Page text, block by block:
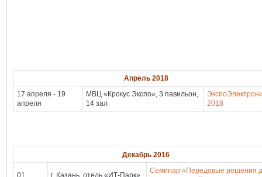
Апрель 2018
17 апреля - 19
апреля
МВЦ «Крокус Экспо», 3 павильон,
14 зал
2018
Декабрь 2016
Семинар «Передовые решения